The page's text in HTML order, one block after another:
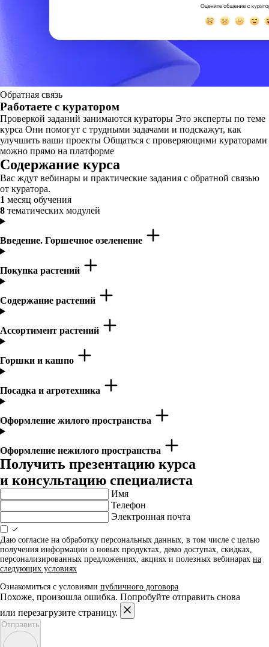
Обратная связь
Работаете с куратором
Проверкой заданий занимаются кураторы Это эксперты по теме
курса Они помогут с трудными задачами и подскажут, как
улучшить ваши проекты Общаться с проверяющими кураторами
можно прямо на платформе
Содержание курса
Вас ждут вебинары и практические задания с обратной связью
от куратора.
1 месяц обучения
8 тематических модулей
Введение. Горшечное озеленение
Покупка растений
Содержание растений
Ассортимент растений
Горшки и кашпо
Посадка и агротехника
Оформление жилого пространства
Оформление нежилого пространства
Получить презентацию курса
и консультацию специалиста
Имя
Телефон
Электронная почта
Даю согласие на обработку персональных данных, в том числе с целью
получения информации о новых продуктах, демо доступах, скидках,
персонализированных предложениях, акциях и полезных вебинарах на
следующих условиях
Ознакомиться с условиями публичного договора
Похоже, произошла ошибка. Попробуйте отправить снова
или перезагрузите страницу.
Отправить